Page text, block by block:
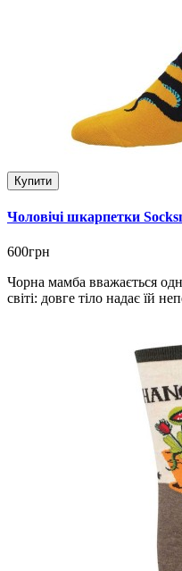
Купити
Чоловічі шкарпетки
600грн
Чорна мамба вважається
світі: довге тіло надає їй